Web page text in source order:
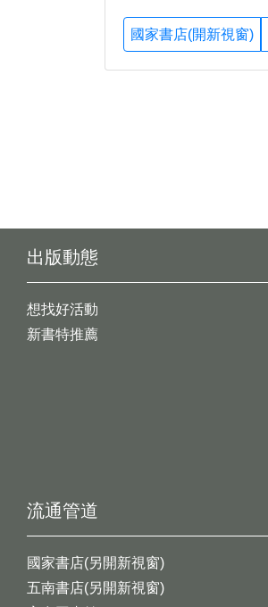
國家書店(開新視窗)
出版動態
想找好活動
新書特推薦
流通管道
國家書店(另開新視窗)
五南書店(另開新視窗)